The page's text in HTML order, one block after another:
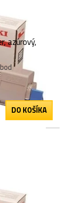
azúrový,
DO KOŠÍKA